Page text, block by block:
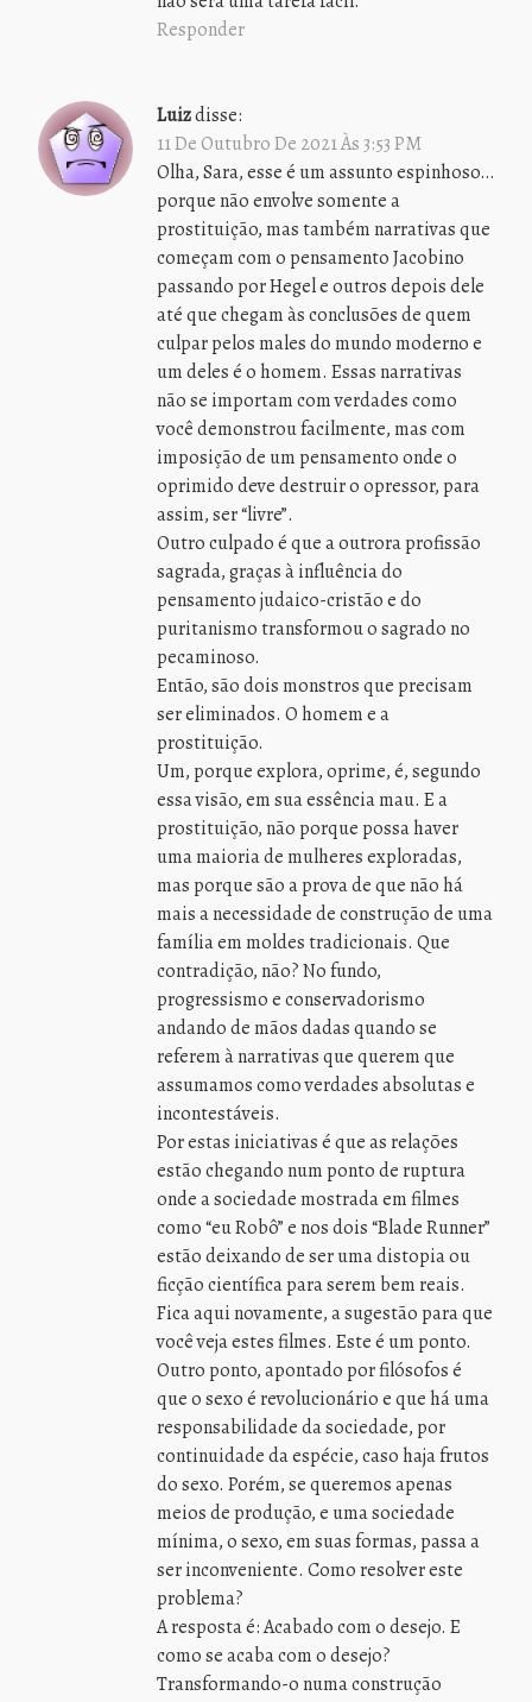
Responder
Luizdisse:
11 De Outubro De 2021 Às 3:53 PM
Olha, Sara, esse é um assunto espinhoso…
porque não envolve somente a
prostituição, mas também narrativas que
começam com o pensamento Jacobino
passando por Hegel e outros depois dele
até que chegam às conclusões de quem
culpar pelos males do mundo moderno e
um deles é o homem. Essas narrativas
não se importam com verdades como
você demonstrou facilmente, mas com
imposição de um pensamento onde o
oprimido deve destruir o opressor, para
assim, ser “livre”.
Outro culpado é que a outrora profissão
sagrada, graças à influência do
pensamento judaico-cristão e do
puritanismo transformou o sagrado no
pecaminoso.
Então, são dois monstros que precisam
ser eliminados. O homem e a
prostituição.
Um, porque explora, oprime, é, segundo
essa visão, em sua essência mau. E a
prostituição, não porque possa haver
uma maioria de mulheres exploradas,
mas porque são a prova de que não há
mais a necessidade de construção de uma
família em moldes tradicionais. Que
contradição, não? No fundo,
progressismo e conservadorismo
andando de mãos dadas quando se
referem à narrativas que querem que
assumamos como verdades absolutas e
incontestáveis.
Por estas iniciativas é que as relações
estão chegando num ponto de ruptura
onde a sociedade mostrada em filmes
como “eu Robô” e nos dois “Blade Runner”
estão deixando de ser uma distopia ou
ficção científica para serem bem reais.
Fica aqui novamente, a sugestão para que
você veja estes filmes. Este é um ponto.
Outro ponto, apontado por filósofos é
que o sexo é revolucionário e que há uma
responsabilidade da sociedade, por
continuidade da espécie, caso haja frutos
do sexo. Porém, se queremos apenas
meios de produção, e uma sociedade
mínima, o sexo, em suas formas, passa a
ser inconveniente. Como resolver este
problema?
A resposta é: Acabado com o desejo. E
como se acaba com o desejo?
Transformando-o numa construção